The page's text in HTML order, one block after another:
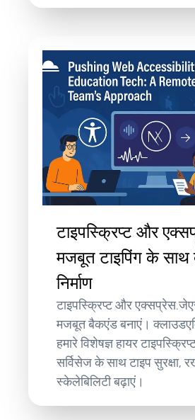
टाइपस्क्रिप्ट और
मजबूत टाइपिंग के
निर्माण
टाइपस्क्रिप्ट और
मजबूत बैकएंड बनाएं।
हमारे विशेषज्ञ हायर
सर्विसेज के साथ टाइप सुरक्षा,
स्केलेबिलिटी बढ़ाएं।